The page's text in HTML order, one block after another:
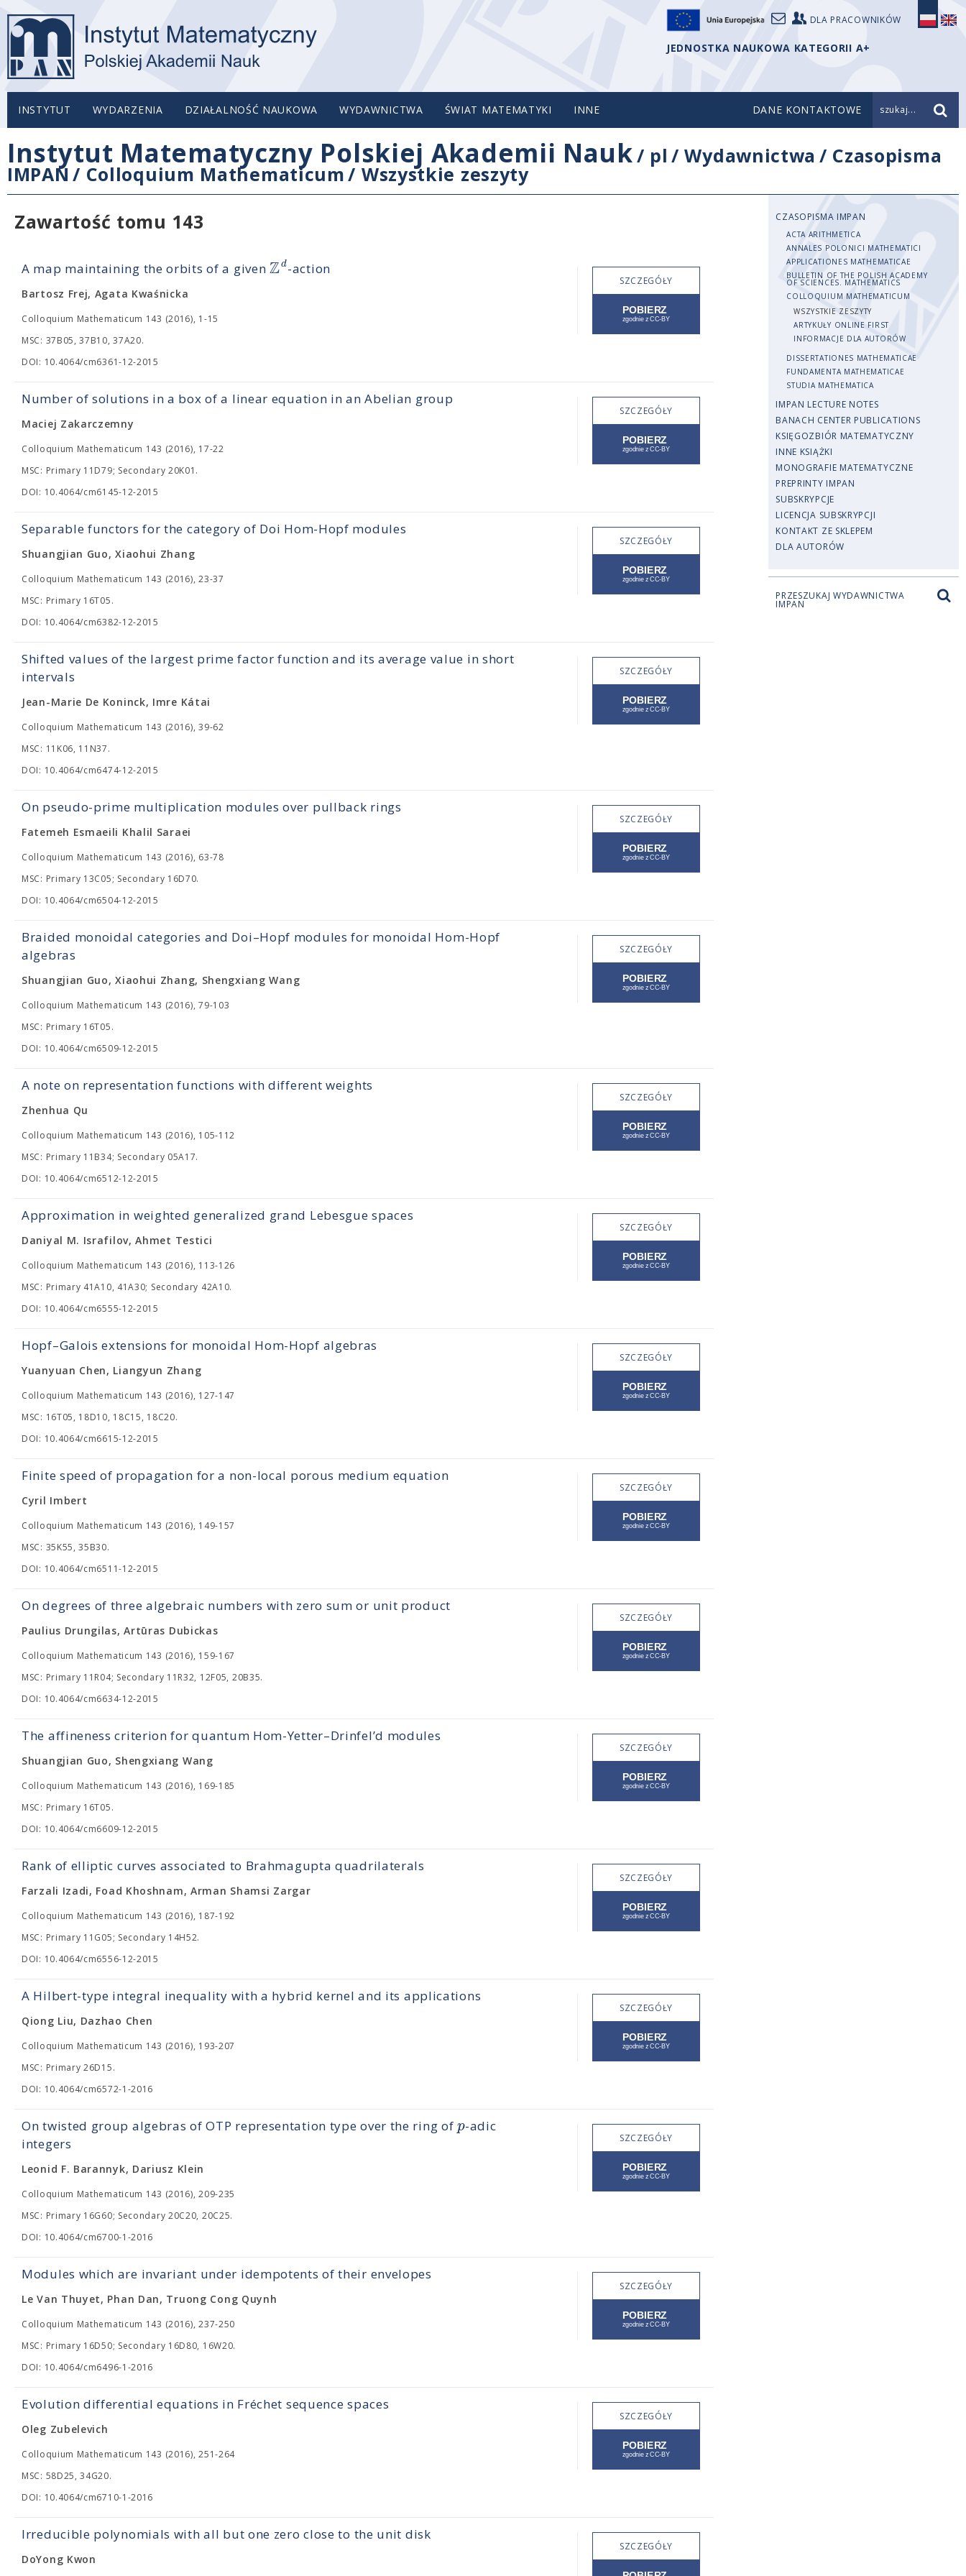
DLA PRACOWNIKÓW
JEDNOSTKA NAUKOWA KATEGORII A+
INSTYTUT WYDARZENIA DZIAŁALNOŚĆ NAUKOWA WYDAWNICTWA ŚWIAT MATEMATYKI INNE DANE KONTAKTOWE szukaj...
Instytut Matematyczny Polskiej Akademii Nauk/ pl /Wydawnictwa / Czasopisma
IMPAN / Colloquium Mathematicum/ Wszystkie zeszyty
Zawartość tomu 143
A map maintaining the orbits of a givenZd-action
Bartosz Frej, Agata Kwaśnicka
Colloquium Mathematicum 143 (2016), 1-15
MSC: 37B05, 37B10, 37A20.
DOI: 10.4064/cm6361-12-2015
SZCZEGÓŁY
Number of solutions in a box of a linear equation in an Abelian group
Maciej Zakarczemny
Colloquium Mathematicum 143 (2016), 17-22
MSC: Primary 11D79; Secondary 20K01.
DOI: 10.4064/cm6145-12-2015
SZCZEGÓŁY
Separable functors for the category of Doi Hom-Hopf modules
Shuangjian Guo, Xiaohui Zhang
Colloquium Mathematicum 143 (2016), 23-37
MSC: Primary 16T05.
DOI: 10.4064/cm6382-12-2015
SZCZEGÓŁY
Shifted values of the largest prime factor function and its average value in short
intervals
Jean-Marie De Koninck, Imre Kátai
Colloquium Mathematicum 143 (2016), 39-62
MSC: 11K06, 11N37.
DOI: 10.4064/cm6474-12-2015
SZCZEGÓŁY
On pseudo-prime multiplication modules over pullback rings
Fatemeh Esmaeili Khalil Saraei
Colloquium Mathematicum 143 (2016), 63-78
MSC: Primary 13C05; Secondary 16D70.
DOI: 10.4064/cm6504-12-2015
SZCZEGÓŁY
Braided monoidal categories and Doi–Hopf modules for monoidal Hom-Hopf
algebras
Shuangjian Guo, Xiaohui Zhang, Shengxiang Wang
Colloquium Mathematicum 143 (2016), 79-103
MSC: Primary 16T05.
DOI: 10.4064/cm6509-12-2015
SZCZEGÓŁY
A note on representation functions with different weights
Zhenhua Qu
Colloquium Mathematicum 143 (2016), 105-112
MSC: Primary 11B34; Secondary 05A17.
DOI: 10.4064/cm6512-12-2015
SZCZEGÓŁY
Approximation in weighted generalized grand Lebesgue spaces
Daniyal M. Israfilov, Ahmet Testici
Colloquium Mathematicum 143 (2016), 113-126
MSC: Primary 41A10, 41A30; Secondary 42A10.
DOI: 10.4064/cm6555-12-2015
SZCZEGÓŁY
Hopf–Galois extensions for monoidal Hom-Hopf algebras
Yuanyuan Chen, Liangyun Zhang
Colloquium Mathematicum 143 (2016), 127-147
MSC: 16T05, 18D10, 18C15, 18C20.
DOI: 10.4064/cm6615-12-2015
SZCZEGÓŁY
Finite speed of propagation for a non-local porous medium equation
Cyril Imbert
Colloquium Mathematicum 143 (2016), 149-157
MSC: 35K55, 35B30.
DOI: 10.4064/cm6511-12-2015
SZCZEGÓŁY
On degrees of three algebraic numbers with zero sum or unit product
Paulius Drungilas, Artūras Dubickas
Colloquium Mathematicum 143 (2016), 159-167
MSC: Primary 11R04; Secondary 11R32, 12F05, 20B35.
DOI: 10.4064/cm6634-12-2015
SZCZEGÓŁY
The affineness criterion for quantum Hom-Yetter–Drinfel’d modules
Shuangjian Guo, Shengxiang Wang
Colloquium Mathematicum 143 (2016), 169-185
MSC: Primary 16T05.
DOI: 10.4064/cm6609-12-2015
SZCZEGÓŁY
Rank of elliptic curves associated to Brahmagupta quadrilaterals
Farzali Izadi, Foad Khoshnam, Arman Shamsi Zargar
Colloquium Mathematicum 143 (2016), 187-192
MSC: Primary 11G05; Secondary 14H52.
DOI: 10.4064/cm6556-12-2015
SZCZEGÓŁY
A Hilbert-type integral inequality with a hybrid kernel and its applications
Qiong Liu, Dazhao Chen
Colloquium Mathematicum 143 (2016), 193-207
MSC: Primary 26D15.
DOI: 10.4064/cm6572-1-2016
SZCZEGÓŁY
On twisted group algebras of OTP representation type over the ring ofp-adic
integers
Leonid F. Barannyk, Dariusz Klein
Colloquium Mathematicum 143 (2016), 209-235
MSC: Primary 16G60; Secondary 20C20, 20C25.
DOI: 10.4064/cm6700-1-2016
SZCZEGÓŁY
Modules which are invariant under idempotents of their envelopes
Le Van Thuyet, Phan Dan, Truong Cong Quynh
Colloquium Mathematicum 143 (2016), 237-250
MSC: Primary 16D50; Secondary 16D80, 16W20.
DOI: 10.4064/cm6496-1-2016
SZCZEGÓŁY
Evolution differential equations in Fréchet sequence spaces
Oleg Zubelevich
Colloquium Mathematicum 143 (2016), 251-264
MSC: 58D25, 34G20.
DOI: 10.4064/cm6710-1-2016
SZCZEGÓŁY
Irreducible polynomials with all but one zero close to the unit disk
DoYong Kwon
SZCZEGÓŁY
CZASOPISMA IMPAN
ACTA ARITHMETICA
ANNALES POLONICI MATHEMATICI
APPLICATIONES MATHEMATICAE
BULLETIN OF THE POLISH ACADEMY
OF SCIENCES. MATHEMATICS
COLLOQUIUM MATHEMATICUM
WSZYSTKIE ZESZYTY
ARTYKUŁY ONLINE FIRST
INFORMACJE DLA AUTORÓW
DISSERTATIONES MATHEMATICAE
FUNDAMENTA MATHEMATICAE
STUDIA MATHEMATICA
IMPAN LECTURE NOTES
BANACH CENTER PUBLICATIONS
KSIĘGOZBIÓR MATEMATYCZNY
INNE KSIĄŻKI
MONOGRAFIE MATEMATYCZNE
PREPRINTY IMPAN
SUBSKRYPCJE
LICENCJA SUBSKRYPCJI
KONTAKT ZE SKLEPEM
DLA AUTORÓW
PRZESZUKAJ WYDAWNICTWA
IMPAN